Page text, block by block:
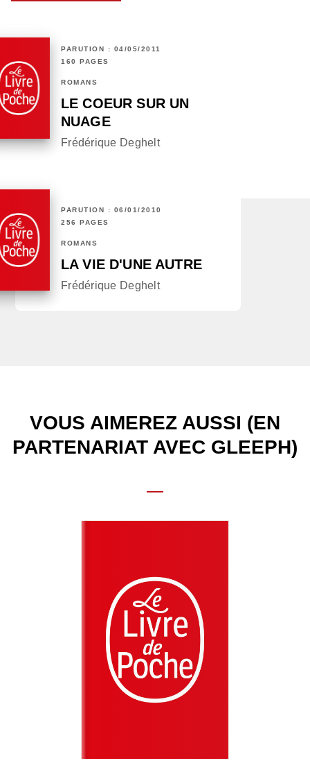
PARUTION : 04/05/2011
160 PAGES
ROMANS
LE COEUR SUR UN
NUAGE
Frédérique Deghelt
PARUTION : 06/01/2010
256 PAGES
ROMANS
LA VIE D'UNE AUTRE
Frédérique Deghelt
VOUS AIMEREZ AUSSI (EN
PARTENARIAT AVEC GLEEPH)